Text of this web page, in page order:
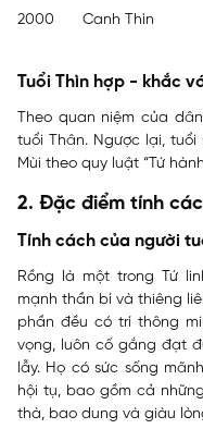
2000 Canh Thìn
Tuổi Thìn hợp - khắc
Theo quan niệm của
tuổi Thân. Ngược lại, tuổi
Mùi theo quy luật “Tứ
2. Đặc điểm tính
Tính cách của người
Rồng là một trong Tứ
mạnh thần bí và thiêng
phần đều có trí thông
vọng, luôn cố gắng đạt
lẫy. Họ có sức sống
hội tụ, bao gồm cả
thà, bao dung và giàu